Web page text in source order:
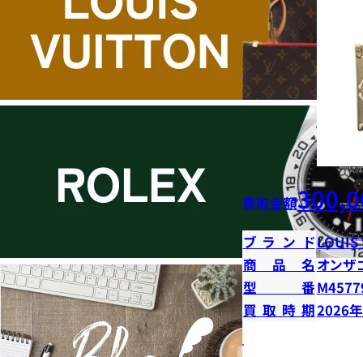
買取金額
ブランドLOUIS
商品名オンザ
型番
買取時期2026